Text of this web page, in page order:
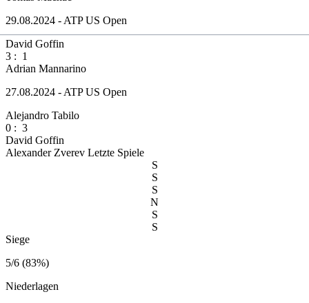
29.08.2024 - ATP US Open
David Goffin
3 : 1
Adrian Mannarino
27.08.2024 - ATP US Open
Alejandro Tabilo
0 : 3
David Goffin
Alexander Zverev Letzte Spiele
S
S
S
N
S
S
Siege
5/6 (83%)
Niederlagen